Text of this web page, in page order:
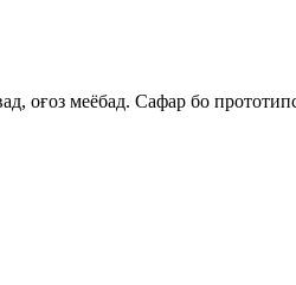
оғоз меёбад. Сафар бо